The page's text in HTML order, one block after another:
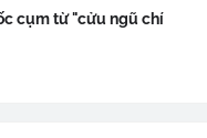
cụm từ "cửu ngũ chí